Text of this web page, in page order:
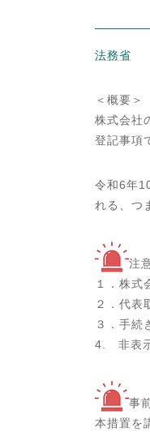
法務省
＜概要＞
株式会社
登記事項
令和6年
れる、つ
注
１．株式
２．代表
３．手続
4. 非表示
事
本措置を